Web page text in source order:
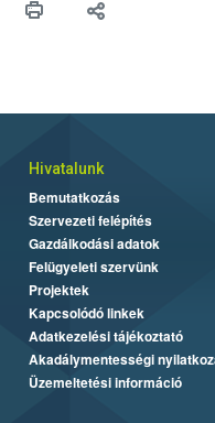
biztonsági Hivatal (Nébih)
Hivatalunk
Bemutatkozás
Szervezeti felépítés
Gazdálkodási adatok
Felügyeleti szervünk
Projektek
Kapcsolódó linkek
Adatkezelési tájékoztató
Akadálymentességi
Üzemeltetési információ